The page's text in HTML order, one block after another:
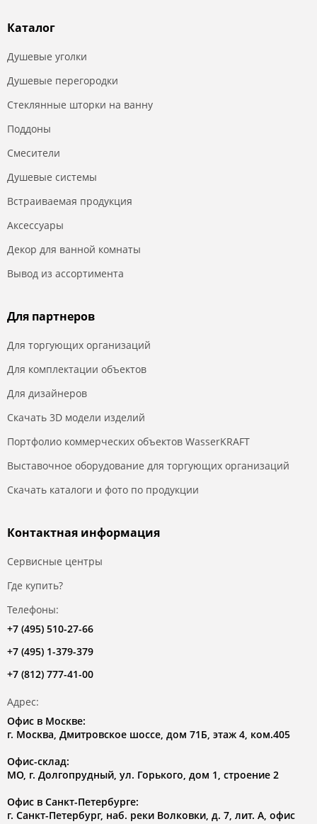
Каталог
Душевые уголки
Душевые перегородки
Стеклянные шторки на ванну
Поддоны
Смесители
Душевые системы
Встраиваемая продукция
Аксессуары
Декор для ванной комнаты
Вывод из ассортимента
Для партнеров
Для торгующих организаций
Для комплектации объектов
Для дизайнеров
Скачать 3D модели изделий
Портфолио коммерческих объектов WasserKRAFT
Выставочное оборудование для торгующих организаций
Скачать каталоги и фото по продукции
Контактная информация
Сервисные центры
Где купить?
Телефоны:
+7 (495) 510-27-66
+7 (495) 1-379-379
+7 (812) 777-41-00
Адрес:
Офис в Москве:
г. Москва, Дмитровское шоссе, дом 71Б, этаж 4, ком.405
Офис-склад:
МО, г. Долгопрудный, ул. Горького, дом 1, строение 2
Офис в Санкт-Петербурге:
г. Санкт-Петербург, наб. реки Волковки, д. 7, лит. А, офис